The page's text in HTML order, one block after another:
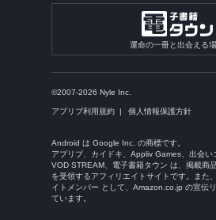
運命の一冊と出会える
©2007-2026 Nyle Inc.
アプリブ利用規約 個人情報保護方針
Android は Google Inc. の商標です。
アプリブ、カイドキ、Appliv Games、出会い
VOD STREAM、電子書籍タウン は、掲載商
を受領するアフィリエイトサイトです。また
イトメンバー として、Amazon.co.jp の宣伝
ています。